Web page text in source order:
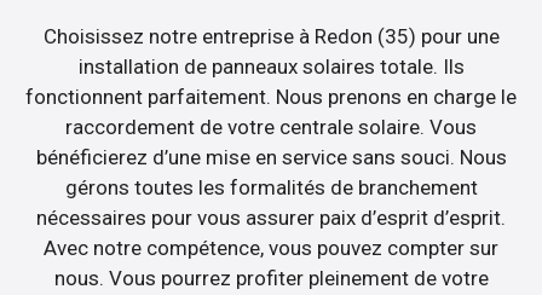
Choisissez notre entreprise à Redon (35) pour une
installation de panneaux solaires totale. Ils
fonctionnent parfaitement. Nous prenons en charge le
raccordement de votre centrale solaire. Vous
bénéficierez d’une mise en service sans souci. Nous
gérons toutes les formalités de branchement
nécessaires pour vous assurer paix d’esprit d’esprit.
Avec notre compétence, vous pouvez compter sur
nous. Vous pourrez profiter pleinement de votre